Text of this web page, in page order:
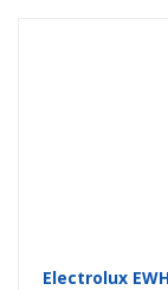
Electrolux